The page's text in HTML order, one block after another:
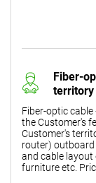
Fiber-
territory
Fiber-optic
the Customer's
Customer's
router) outboard
and cable
furniture etc.